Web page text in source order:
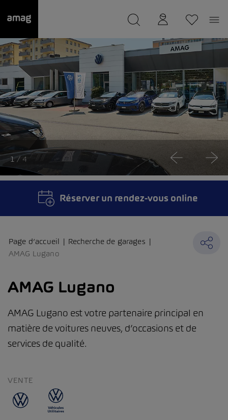
Page d’accueil
Recherche de garages
AMAG Lugano
AMAG Lugano
AMAG Lugano est votre partenaire principal en
matière de voitures neuves, d’occasions et de
services de qualité.
VENTE
1 / 4
Réserver un rendez-vous online